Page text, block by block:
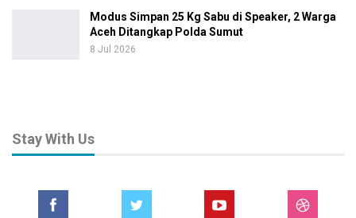
Modus Simpan 25 Kg Sabu di Speaker, 2 Warga
Aceh Ditangkap Polda Sumut
8 Jul 2026
Stay With Us